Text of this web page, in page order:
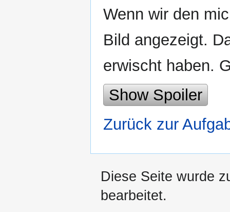
Wenn wir den
Bild angezeigt.
erwischt haben.
Show Spoiler
Zurück zur
Diese Seite wurde
bearbeitet.